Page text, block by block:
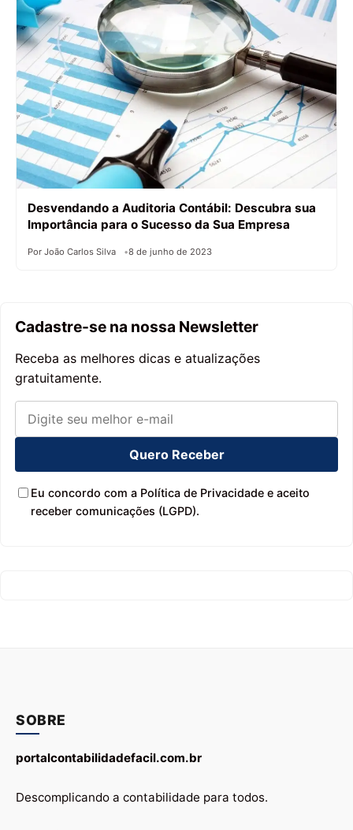
Desvendando a Auditoria Contábil: Descubra sua
Importância para o Sucesso da Sua Empresa
Por João Carlos Silva 8 de junho de 2023
Cadastre-se na nossa Newsletter
Receba as melhores dicas e atualizações
gratuitamente.
Quero Receber
Eu concordo com a Política de Privacidade e aceito
receber comunicações (LGPD).
SOBRE
portalcontabilidadefacil.com.br
Descomplicando a contabilidade para todos.